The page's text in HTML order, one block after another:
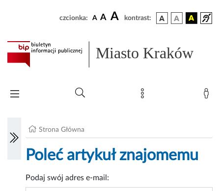
czcionka: A A A kontrast:
Miasto Kraków
Strona Główna
Poleć artykuł znajomemu
Podaj swój adres e-mail: